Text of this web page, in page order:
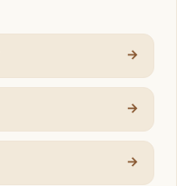
→
→
→